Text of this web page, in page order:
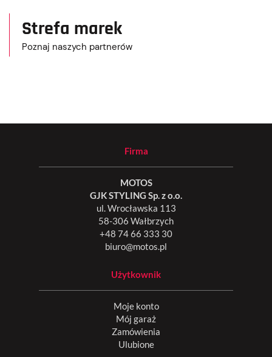
Strefa marek
Poznaj naszych partnerów
Firma
MOTOS
GJK STYLING Sp. z o.o.
ul. Wrocławska 113
58-306 Wałbrzych
+48 74 66 333 30
biuro@motos.pl
Użytkownik
Moje konto
Mój garaż
Zamówienia
Ulubione